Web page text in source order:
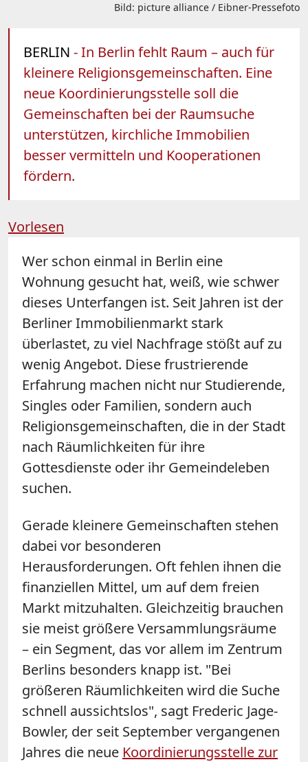
Bild: picture alliance / Eibner-Pressefoto
BERLIN - In Berlin fehlt Raum – auch für
kleinere Religionsgemeinschaften. Eine
neue Koordinierungsstelle soll die
Gemeinschaften bei der Raumsuche
unterstützen, kirchliche Immobilien
besser vermitteln und Kooperationen
fördern.
Vorlesen
Wer schon einmal in Berlin eine
Wohnung gesucht hat, weiß, wie schwer
dieses Unterfangen ist. Seit Jahren ist der
Berliner Immobilienmarkt stark
überlastet, zu viel Nachfrage stößt auf zu
wenig Angebot. Diese frustrierende
Erfahrung machen nicht nur Studierende,
Singles oder Familien, sondern auch
Religionsgemeinschaften, die in der Stadt
nach Räumlichkeiten für ihre
Gottesdienste oder ihr Gemeindeleben
suchen.
Gerade kleinere Gemeinschaften stehen
dabei vor besonderen
Herausforderungen. Oft fehlen ihnen die
finanziellen Mittel, um auf dem freien
Markt mitzuhalten. Gleichzeitig brauchen
sie meist größere Versammlungsräume
– ein Segment, das vor allem im Zentrum
Berlins besonders knapp ist. "Bei
größeren Räumlichkeiten wird die Suche
schnell aussichtslos", sagt Frederic Jage-
Bowler, der seit September vergangenen
Jahres die neue Koordinierungsstelle zur